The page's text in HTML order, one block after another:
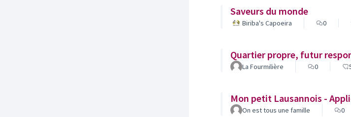
Saveurs du monde
Biriba's Capoeira 0
Quartier propre, futur
La Fourmilière 0
Mon petit Lausannois -
On est tous une famille 0